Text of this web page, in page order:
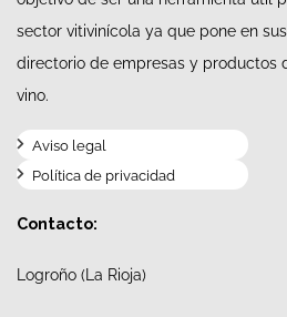
sector vitivinícola ya que pone en
directorio de empresas y productos
vino.
Aviso legal
Política de privacidad
Contacto:
Logroño (La Rioja)